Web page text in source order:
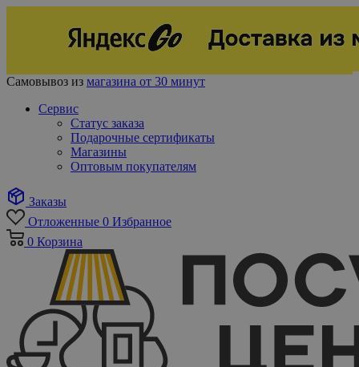
Самовывоз из магазина от 30 минут
Сервис
Статус заказа
Подарочные сертификаты
Магазины
Оптовым покупателям
Заказы
Отложенные 0 Избранное
0 Корзина